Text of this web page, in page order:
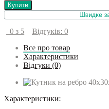
Купити
Швидке
0 з 5
Відгуків: 0
Все про товар
Характеристики
Відгуки (0)
Характеристики: